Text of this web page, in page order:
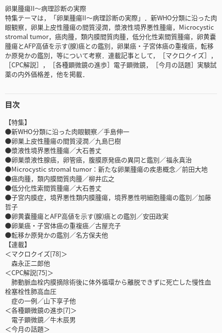
卵巣腫瘍II～病理診断の実際
特集テーマは，「卵巣腫瘍II～病理診断の実際」．新WHO分類に沿った肉
眼観察，卵巣上皮性腫瘍の間質浸潤，漿液性境界悪性腫瘍，Microcystic
stromal tumor，癌肉腫，類内膜間質肉腫，低分化性索間質腫瘍，卵黄嚢
腫瘍とAFP高値を示す(腺)癌との鑑別，卵巣癌・子宮体癌の重複癌，転移
か原発かの鑑別，等について考察．連載記事として，［マクロクイズ］，
［CPC解説］，［各種顕微鏡の進歩］電子顕微鏡，［今月の話題］実験試
薬の内外価格差，他を掲載．
目次
【特集】
●新WHO分類に沿った肉眼観察／手島伸一
●卵巣上皮性腫瘍の間質浸潤／九島巳樹
●漿液性境界悪性腫瘍／大石善丈
●卵巣漿液性腺癌，卵管癌，腹膜原発癌の異同と鑑別／福永真治
●Microcystic stromal tumor：新たな卵巣腫瘍の疾患概念／前田大地
●癌肉腫，類内膜間質肉腫／柳井広之
●低分化性索間質腫瘍／大石善丈
●子宮内膜症，境界悪性類内膜腫瘍，境界悪性明細胞腫瘍の鑑別／加藤
哲子
●卵黄嚢腫瘍とAFP高値を示す(腺)癌との鑑別／安田政実
●卵巣癌・子宮体癌の重複癌／古屋充子
●転移か原発かの鑑別／名方保夫他
【連載】
＜マクロクイズ[78]＞
森永正二郎他
＜CPC解説[75]＞
肺動脈血栓内膜摘除術後に体外循環から離脱できずに死亡した慢性血
栓塞栓性肺高血圧
症の一例／山下享子他
＜各種顕微鏡の進歩[7]＞
電子顕微鏡／牛木辰男
＜今月の話題＞